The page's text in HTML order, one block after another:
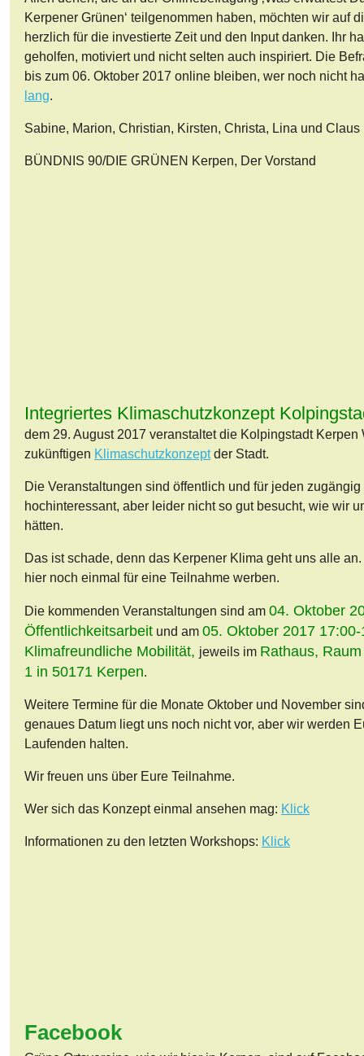
Kerpener Grünen‘ teilgenommen haben, möchten wir auf
herzlich für die investierte Zeit und den Input danken. Ihr
geholfen, motiviert und nicht selten auch inspiriert. Die
bis zum 06. Oktober 2017 online bleiben, wer noch nicht
lang.
Sabine, Marion, Christian, Kirsten, Christa, Lina und Claus
BÜNDNIS 90/DIE GRÜNEN Kerpen, Der Vorstand
Integriertes Klimaschutzkonzept
dem 29. August 2017 veranstaltet die Kolpingstadt Kerpen
zukünftigen Klimaschutzkonzeptder Stadt.
Die Veranstaltungen sind öffentlich und für jeden
hochinteressant, aber leider nicht so gut besucht, wie wir
hätten.
Das ist schade, denn das Kerpener Klima geht uns alle
hier noch einmal für eine Teilnahme werben.
Die kommenden Veranstaltungen sind am 04. Oktober
Öffentlichkeitsarbeit und am 05. Oktober 2017
Klimafreundliche Mobilität, jeweils im Rathaus,
1 in 50171 Kerpen.
Weitere Termine für die Monate Oktober und November
genaues Datum liegt uns noch nicht vor, aber wir werden
Laufenden halten.
Wir freuen uns über Eure Teilnahme.
Wer sich das Konzept einmal ansehen mag: Klick
Informationen zu den letzten Workshops: Klick
Facebook